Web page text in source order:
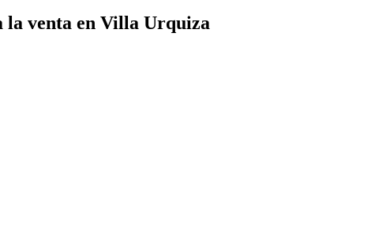
la venta en Villa Urquiza